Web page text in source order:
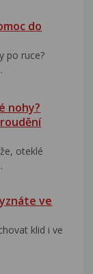
do
po ruce?
nohy?
oteklé
ve
klid i ve